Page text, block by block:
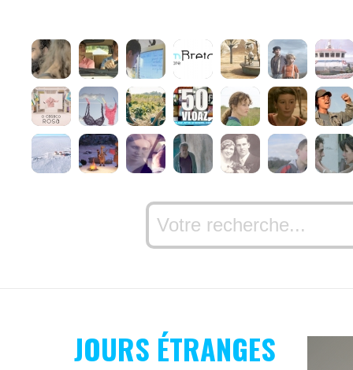
JOURS ÉTRANGES